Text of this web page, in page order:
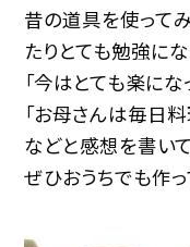
昔の道具を使って
たりとても勉強にな
「今はとても楽にな
「お母さんは毎日
などと感想を書い
ぜひおうちでも作っ